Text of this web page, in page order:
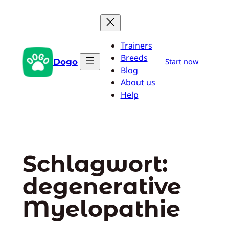
Dogo
Trainers
Breeds
Blog
About us
Help
Start now
Schlagwort:
degenerative
Myelopathie